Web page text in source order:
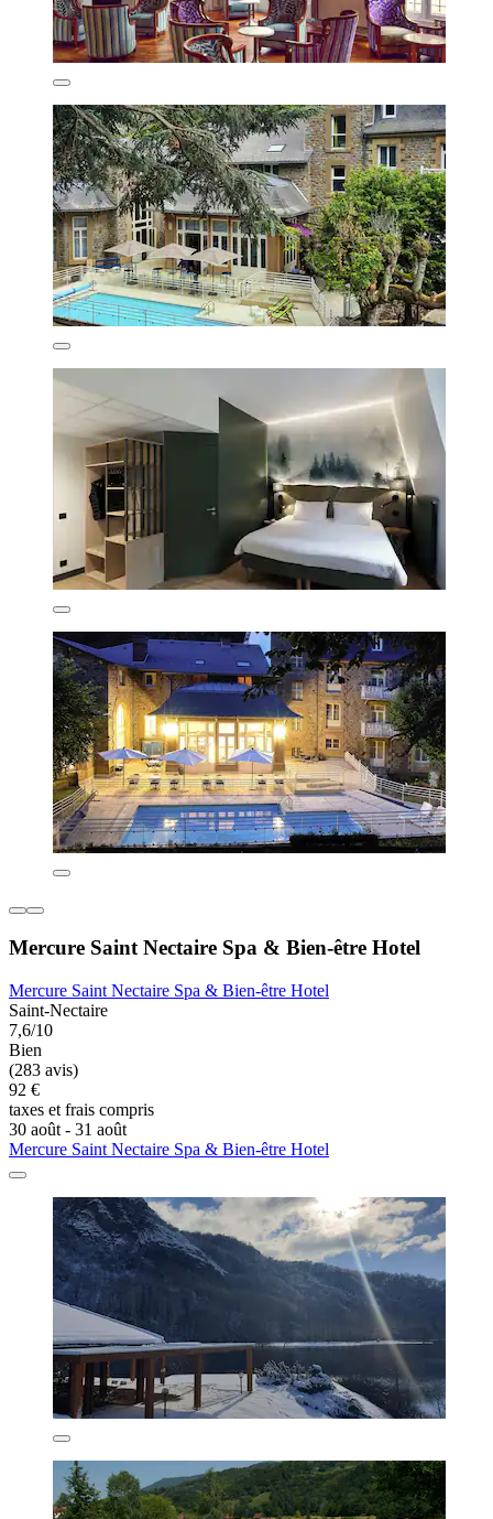
Mercure Saint Nectaire Spa & Bien-être Hotel
Mercure Saint Nectaire Spa & Bien-être Hotel
Saint-Nectaire
7,6/10
Bien
(283 avis)
92 €
taxes et frais compris
30 août - 31 août
Mercure Saint Nectaire Spa & Bien-être Hotel